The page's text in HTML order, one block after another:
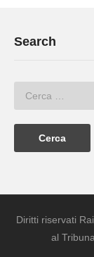
Search
Diritti riservati
al